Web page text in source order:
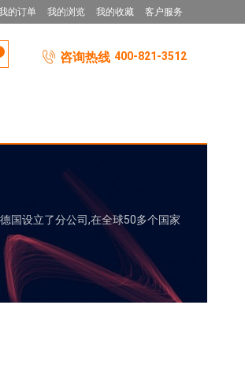
的订单 我的浏览 我的收藏 客户服务
咨询热线 400-821-3512
国设立了分公司,在全球50多个国家